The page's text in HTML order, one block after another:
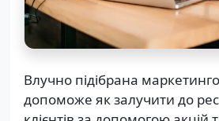
Влучно підібрана
допоможе як залучити до